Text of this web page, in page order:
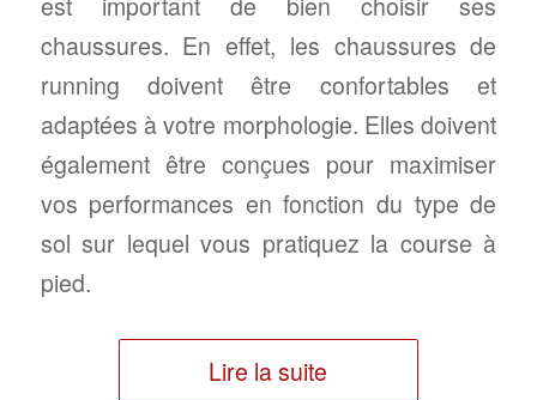
chaussures. En effet, les chaussures de
running doivent être confortables et
adaptées à votre morphologie. Elles doivent
également être conçues pour maximiser
vos performances en fonction du type de
sol sur lequel vous pratiquez la course à
pied.
Lire la suite